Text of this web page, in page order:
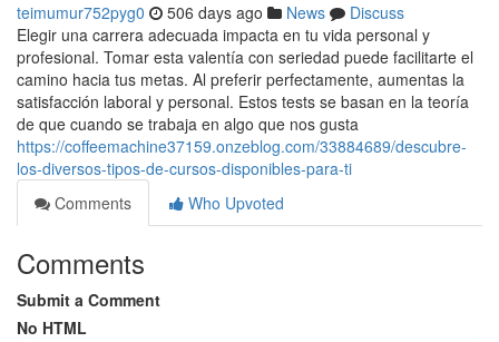
teimumur752pyg0 506 days ago News
Discuss
Elegir una carrera adecuada impacta en tu vida personal y
profesional. Tomar esta valentía con seriedad puede facilitarte el
camino hacia tus metas. Al preferir perfectamente, aumentas la
satisfacción laboral y personal. Estos tests se basan en la teoría
de que cuando se trabaja en algo que nos gusta
https://coffeemachine37159.onzeblog.com/33884689/descubre-
los-diversos-tipos-de-cursos-disponibles-para-ti
Comments
Who Upvoted
Comments
Submit a Comment
No HTML